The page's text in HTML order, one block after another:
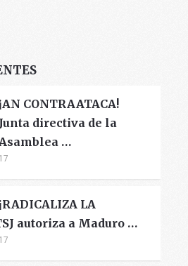
¡AN CONTRAATACA!
Junta directiva de la
Asamblea …
¡RADICALIZA LA
autoriza a Maduro …